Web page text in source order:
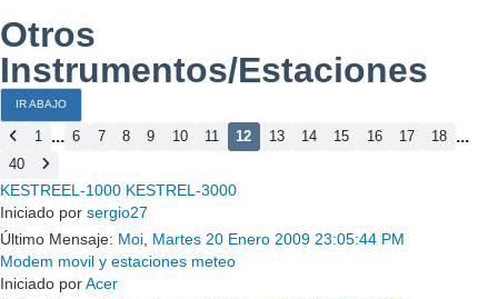
Otros
Instrumentos/Estaciones
IR ABAJO
1 ... 6 7 8 9 10 11 12 13 14 15 16 17 18 ...
40
KESTREEL-1000 KESTREL-3000
Iniciado por sergio27
Último Mensaje: Moi Martes 20 Enero 2009 23:05:44 PM
Modem movil y estaciones meteo
Iniciado porAcer